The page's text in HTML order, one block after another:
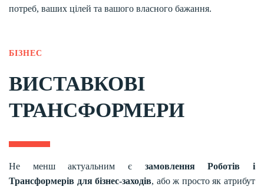
потреб, ваших цілей та вашого власного бажання.
БІЗНЕС
ВИСТАВКОВІ
ТРАНСФОРМЕРИ
Не менш актуальним є замовлення Роботів і
Трансформерів для бізнес-заходів, або ж просто як атрибут